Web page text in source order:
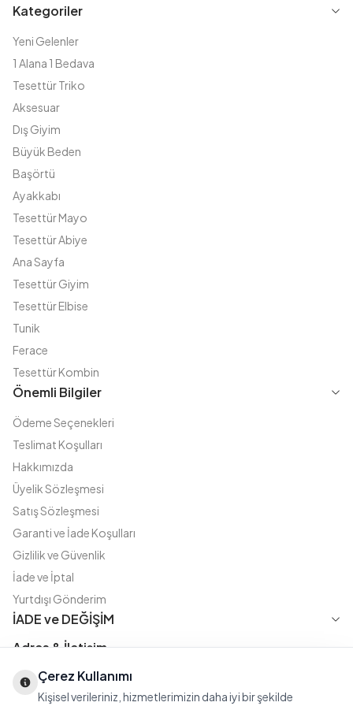
Kategoriler
Yeni Gelenler
1 Alana 1 Bedava
Tesettür Triko
Aksesuar
Dış Giyim
Büyük Beden
Başörtü
Ayakkabı
Tesettür Mayo
Tesettür Abiye
Ana Sayfa
Tesettür Giyim
Tesettür Elbise
Tunik
Ferace
Tesettür Kombin
Önemli Bilgiler
Ödeme Seçenekleri
Teslimat Koşulları
Hakkımızda
Üyelik Sözleşmesi
Satış Sözleşmesi
Garanti ve İade Koşulları
Gizlilik ve Güvenlik
İade ve İptal
Yurtdışı Gönderim
İADE ve DEĞİŞİM
Adres & İletişim
Fatih Cd. Akasya sok no:11 D.5 Merter - Güngören / İSTANBUL
08508111144
Instagram
TikTok
X
Çerez Kullanımı
Kişisel verileriniz, hizmetlerimizin daha iyi bir şekilde